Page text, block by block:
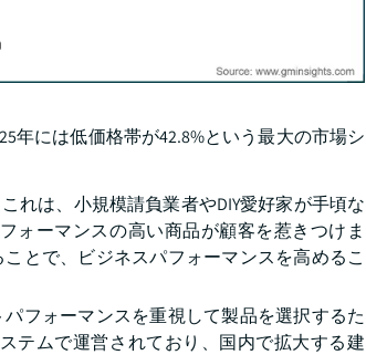
年には低価格帯が42.8%という最大の市場シ
れは、小規模請負業者やDIY愛好家が手頃な
ォーマンスの高い商品が顧客を惹きつけま
とで、ビジネスパフォーマンスを高めるこ
フォーマンスを重視して製品を選択するた
テムで運営されており、国内で拡大する建